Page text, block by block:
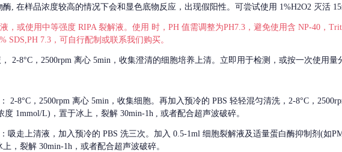
, 在样品浓度较高的情况下会和显色底物反应，出现假阳性。可尝试使用 1%H2O2 灭活
，或使用中等强度 RIPA 裂解液。使用 时，PH 值需调整为PH7.3，避免使用含 NP-40，
SDS,PH 7.3，可自行配制或联系我们购买。
2-8°C，2500rpm 离心 5min，收集澄清的细胞培养上清。立即用于检测，或按一次使用量
2-8°C，2500rpm 离心 5min，收集细胞。再加入预冷的 PBS 轻轻混匀清洗，2-8°C，
度 1mmol/L)，置于冰上，裂解 30min-1h , 或者配合超声波破碎。
吸走上清液，加入预冷的 PBS 洗三次。加入 0.5-1ml 细胞裂解液及适量蛋白酶抑制剂(如
，裂解 30min-1h，或者配合超声波破碎。